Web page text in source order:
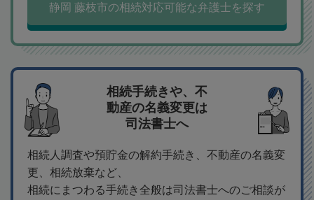
静岡 藤枝市の相続対応可能な弁護士を探す
相続手続きや、不
動産の名義変更は
司法書士へ
相続人調査や預貯金の解約手続き、不動産の名義変
更、相続放棄など、
相続にまつわる手続き全般は司法書士へのご相談が